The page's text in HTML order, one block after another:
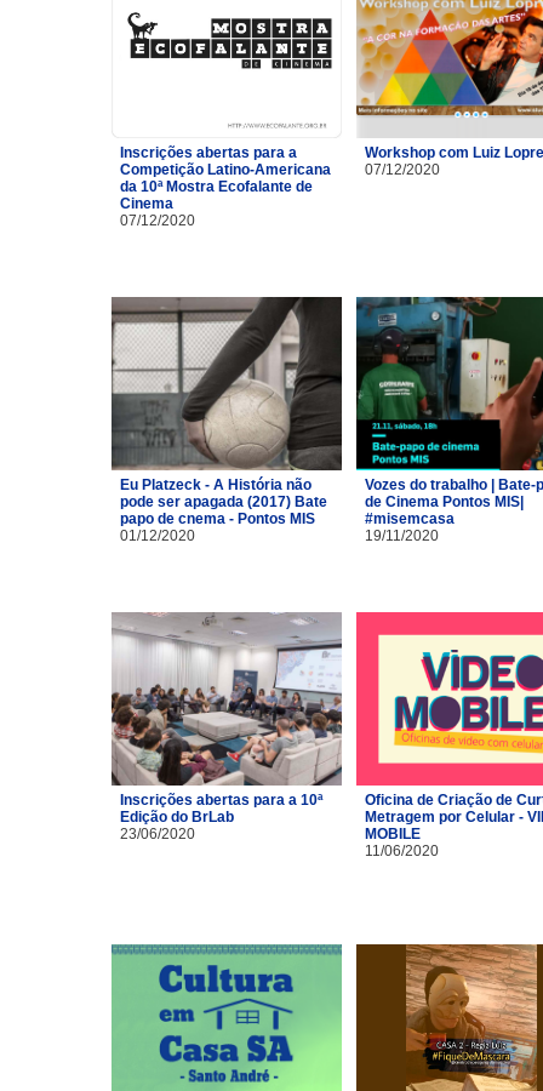
Inscrições abertas para a
Competição Latino-Americana
da 10ª Mostra Ecofalante de
Cinema
07/12/2020
Workshop com Luiz
07/12/2020
Eu Platzeck - A História não
pode ser apagada (2017) Bate
papo de cnema - Pontos MIS
01/12/2020
Vozes do trabalho | Bate-
de Cinema Pontos MIS|
#misemcasa
19/11/2020
Inscrições abertas para a 10ª
Edição do BrLab
23/06/2020
Oficina de Criação de
Metragem por Celular -
MOBILE
11/06/2020